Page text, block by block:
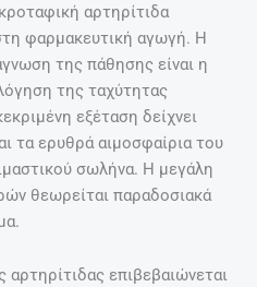
αρτηρίτιδα
φαρμακευτική αγωγή. Η
της πάθησης είναι η
της ταχύτητας
εξέταση δείχνει
τα ερυθρά αιμοσφαίρια του
σωλήνα. Η μεγάλη
θεωρείται παραδοσιακά
επιβεβαιώνεται